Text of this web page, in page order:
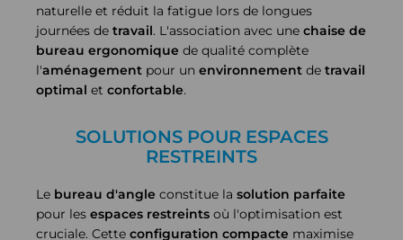
naturelle et réduit la fatigue lors de longues
journées de travail. L'association avec une chaise de
bureau ergonomique de qualité complète
l'aménagement pour un environnement de travail
optimal et confortable.
SOLUTIONS POUR ESPACES
RESTREINTS
Le bureau d'angle constitue la solution parfaite
pour les espaces restreints où l'optimisation est
cruciale. Cette configuration compacte maximise